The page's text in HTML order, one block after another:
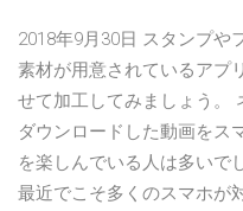
2018年9月30日 スタンプや
素材が用意されているアプ
せて加工してみましょう。
ダウンロードした動画をス
を楽しんでいる人は多いで
最近でこそ多くのスマホが